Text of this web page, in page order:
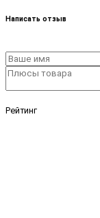
Написать отзыв
Рейтинг